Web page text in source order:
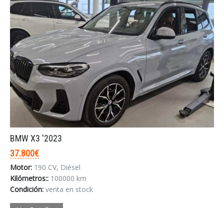
BMW X3 '2023
37.800€
Motor: 190 CV, Diésel
Kilómetros:: 100000 km
Condición: venta en stock